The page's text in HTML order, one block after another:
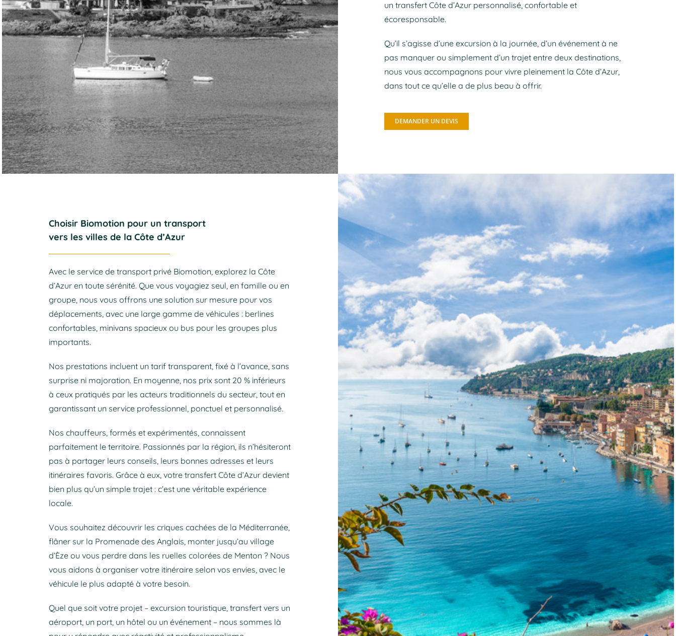
un transfert Côte d’Azur personnalisé, confortable et
écoresponsable.
Qu’il s’agisse d’une excursion à la journée, d’un événement à ne
pas manquer ou simplement d’un trajet entre deux destinations,
nous vous accompagnons pour vivre pleinement la Côte d’Azur,
dans tout ce qu’elle a de plus beau à offrir.
DEMANDER UN DEVIS
Choisir Biomotion pour un transport
vers les villes de la Côte d’Azur
Avec le service de transport privé Biomotion, explorez la Côte
d’Azur en toute sérénité. Que vous voyagiez seul, en famille ou en
groupe, nous vous offrons une solution sur mesure pour vos
déplacements, avec une large gamme de véhicules : berlines
confortables, minivans spacieux ou bus pour les groupes plus
importants.
Nos prestations incluent un tarif transparent, fixé à l’avance, sans
surprise ni majoration. En moyenne, nos prix sont 20 % inférieurs
à ceux pratiqués par les acteurs traditionnels du secteur, tout en
garantissant un service professionnel, ponctuel et personnalisé.
Nos chauffeurs, formés et expérimentés, connaissent
parfaitement le territoire. Passionnés par la région, ils n’hésiteront
pas à partager leurs conseils, leurs bonnes adresses et leurs
itinéraires favoris. Grâce à eux, votre transfert Côte d’Azur devient
bien plus qu’un simple trajet : c’est une véritable expérience
locale.
Vous souhaitez découvrir les criques cachées de la Méditerranée,
flâner sur la Promenade des Anglais, monter jusqu’au village
d’Èze ou vous perdre dans les ruelles colorées de Menton ? Nous
vous aidons à organiser votre itinéraire selon vos envies, avec le
véhicule le plus adapté à votre besoin.
Quel que soit votre projet – excursion touristique, transfert vers un
aéroport, un port, un hôtel ou un événement – nous sommes là